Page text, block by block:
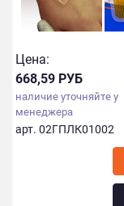
Цена:
668,59 РУБ
наличие уточняйте у
менеджера
арт. 02ГПЛК01002